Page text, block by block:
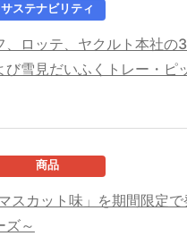
サステナビリティ
、ロッテ、ヤクルト本社の
び雪見だいふくトレー・ピ
商品
スカット味」を期間限定
ズ～